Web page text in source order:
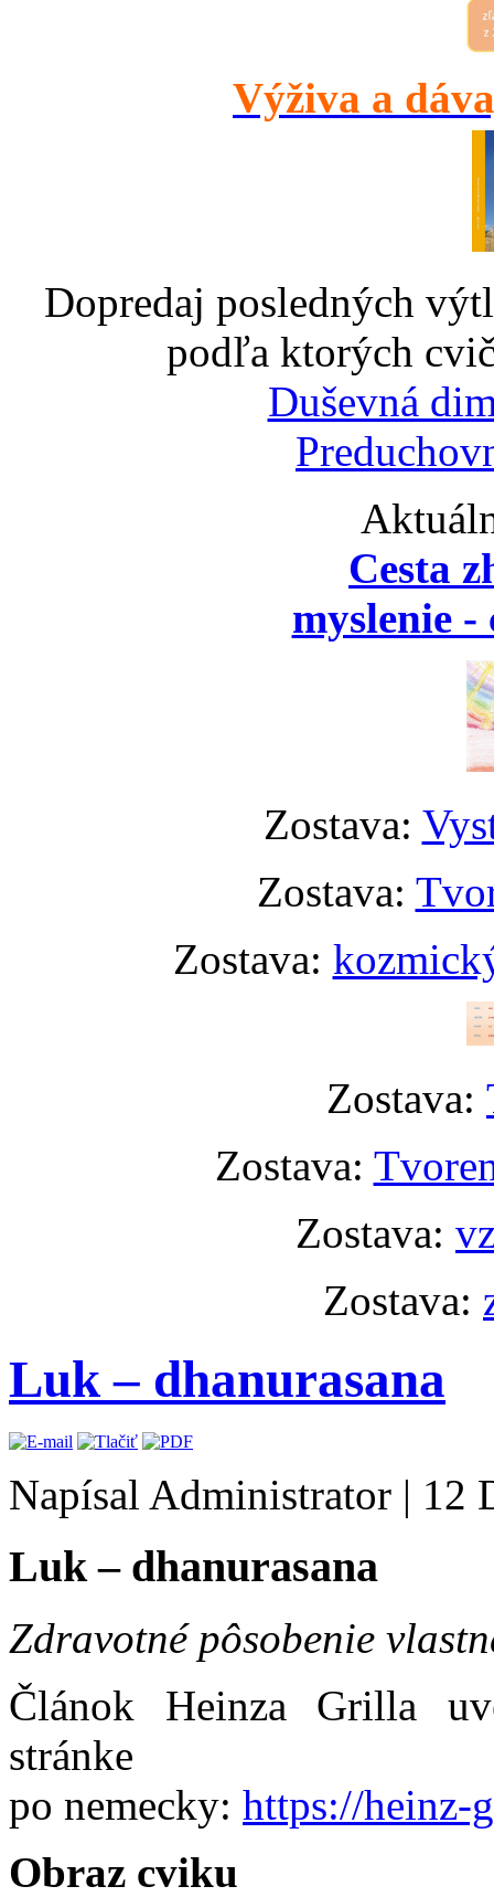
Výživa a
Dopredaj posledných
podľa ktorých
Duševná
Cesta
myslenie
Zostava:
Zostava:
Zostava:
Zostava:
Zostava:
Zostava:
Zostava:
Luk – dhanurasana
Napísal Administrator | 12
Luk – dhanurasana
Zdravotné pôsobenie
Článok Heinza Grilla
stránke
po nemecky: https://heinz-
Obraz cviku